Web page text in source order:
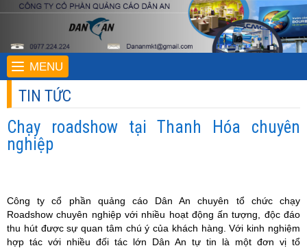
MENU
TIN TỨC
Chạy roadshow tại Thanh Hóa chuyên
nghiệp
Công ty cổ phần quảng cáo Dân An chuyên tổ chức chạy
Roadshow chuyên nghiệp với nhiều hoạt động ấn tượng, độc đáo
thu hút được sự quan tâm chú ý của khách hàng. Với kinh nghiệm
hợp tác với nhiều đối tác lớn Dân An tự tin là một đơn vị tổ